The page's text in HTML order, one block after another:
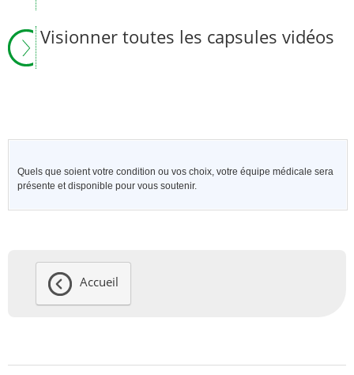
Visionner toutes les capsules vidéos
Quels que soient votre condition ou vos choix, votre équipe médicale sera
présente et disponible pour vous soutenir.
Accueil